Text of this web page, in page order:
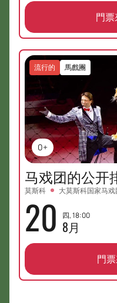
門票
0+
馬戲團
流行的
马戏团的公开
莫斯科 大莫斯科国家马戏
20 四, 18:00
8月
門